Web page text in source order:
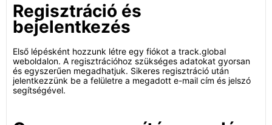
Regisztráció és
bejelentkezés
Első lépésként hozzunk létre egy fiókot a track.global
weboldalon. A regisztrációhoz szükséges adatokat gyorsan
és egyszerűen megadhatjuk. Sikeres regisztráció után
jelentkezzünk be a felületre a megadott e-mail cím és jelszó
segítségével.